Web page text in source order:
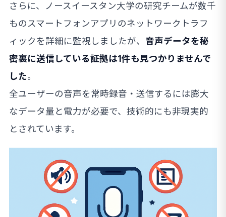
さらに、ノースイースタン大学の研究チームが数千
ものスマートフォンアプリのネットワークトラフ
ィックを詳細に監視しましたが、 音声データを秘
密裏に送信している証拠は1件も見つかりませんで
した。
全ユーザーの音声を常時録音・送信するには膨大
なデータ量と電力が必要で、技術的にも非現実的
とされています。